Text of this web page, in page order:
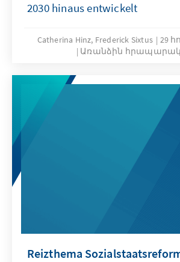
2030 hinaus entwickelt
Catherina Hinz, Frederick Sixtus
29
Առանձին
Reizthema